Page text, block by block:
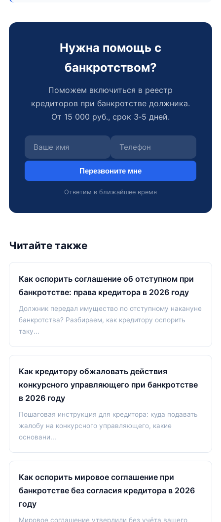
Нужна помощь с
банкротством?
Поможем включиться в реестр
кредиторов при банкротстве должника.
От 15 000 руб., срок 3‑5 дней.
Перезвоните мне
Ответим в ближайшее время
Читайте также
Как оспорить соглашение об отступном при
банкротстве: права кредитора в 2026 году
Должник передал имущество по отступному накануне
банкротства? Разбираем, как кредитору оспорить
таку...
Как кредитору обжаловать действия
конкурсного управляющего при банкротстве
в 2026 году
Пошаговая инструкция для кредитора: куда подавать
жалобу на конкурсного управляющего, какие
основани...
Как оспорить мировое соглашение при
банкротстве без согласия кредитора в 2026
году
Мировое соглашение утвердили без учёта вашего